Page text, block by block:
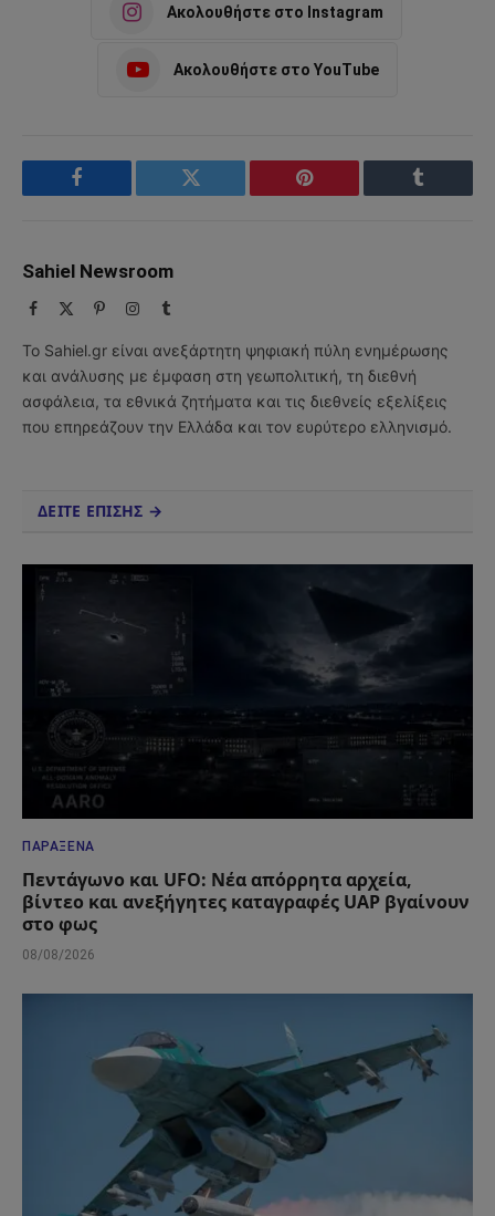
Ακολουθήστε στο Instagram
Ακολουθήστε στο YouTube
Facebook Twitter Pinterest Tumblr
Sahiel Newsroom
Facebook PinterestInstagram
Tumblr
Το Sahiel.gr είναι ανεξάρτητη ψηφιακή πύλη ενημέρωσης
και ανάλυσης με έμφαση στη γεωπολιτική, τη διεθνή
ασφάλεια, τα εθνικά ζητήματα και τις διεθνείς εξελίξεις
που επηρεάζουν την Ελλάδα και τον ευρύτερο ελληνισμό.
ΔΕΙΤΕ ΕΠΙΣΗΣ →
ΠΑΡΆΞΕΝΑ
Πεντάγωνο και UFO: Νέα απόρρητα αρχεία,
βίντεο και ανεξήγητες καταγραφές UAP βγαίνουν
στο φως
08/08/2026